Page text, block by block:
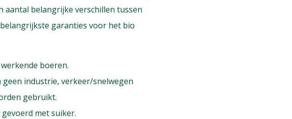
aantal belangrijke verschillen tussen
garanties voor het bio
boeren.
industrie, verkeer/snelwegen
gebruikt.
met suiker.